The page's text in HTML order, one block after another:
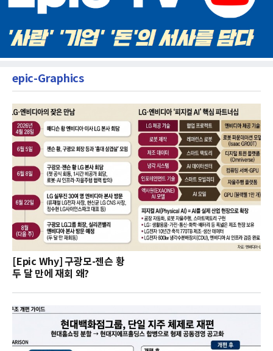
epic-Graphics
[Epic Why] 구광모-젠슨 황
두 달 만에 재회 왜?